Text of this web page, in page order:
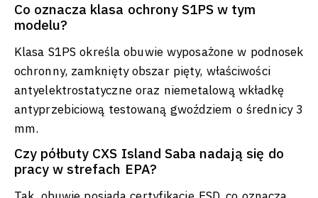
Co oznacza klasa ochrony S1PS w tym
modelu?
Klasa S1PS określa obuwie wyposażone w podnosek
ochronny, zamknięty obszar pięty, właściwości
antyelektrostatyczne oraz niemetalową wkładkę
antyprzebiciową testowaną gwoździem o średnicy 3
mm.
Czy półbuty CXS Island Saba nadają się do
pracy w strefach EPA?